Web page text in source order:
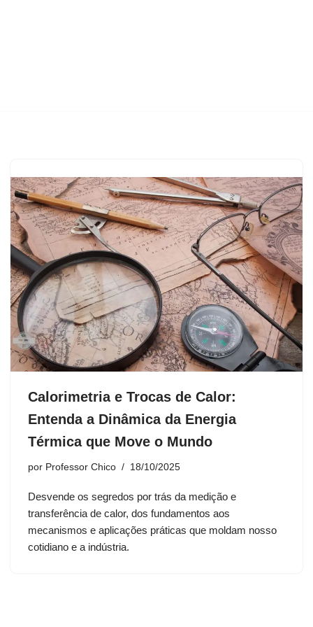
Calorimetria e Trocas de Calor:
Entenda a Dinâmica da Energia
Térmica que Move o Mundo
por Professor Chico 18/10/2025
Desvende os segredos por trás da medição e
transferência de calor, dos fundamentos aos
mecanismos e aplicações práticas que moldam nosso
cotidiano e a indústria.